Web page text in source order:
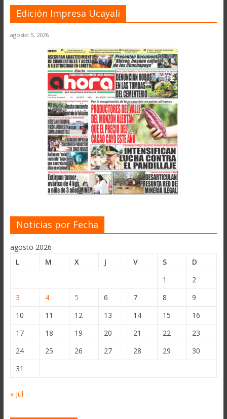
Edición Impresa Ucayali
agosto 5, 2026
Noticias por Fecha
agosto 2026
L
M X J V S
D
1
2
3
4 5 6 7 8
9
10
11 12 13 14 15
16
17
18 19 20 21 22
23
24
25 26 27 28 29
30
31
« Jul